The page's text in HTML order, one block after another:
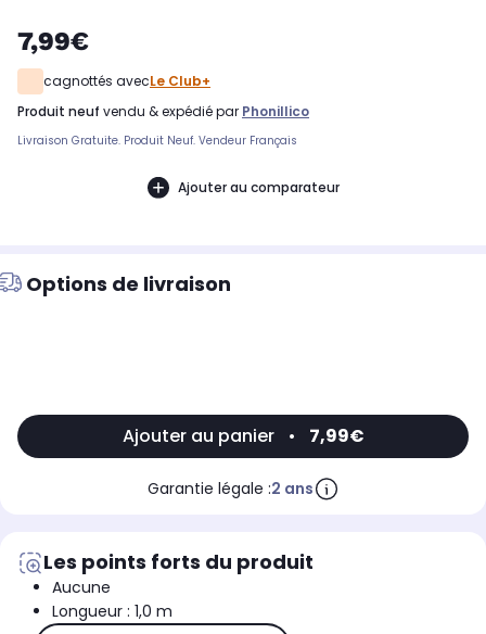
7,99€
cagnottés avecLe Club+
produit neuf vendu & expédié par Phonillico
Livraison Gratuite. Produit Neuf. Vendeur Français
Ajouter au comparateur
Options de livraison
Ajouter au panier • 7,99€
Garantie légale :2 ans
Les points forts du produit
Aucune
Longueur : 1,0 m